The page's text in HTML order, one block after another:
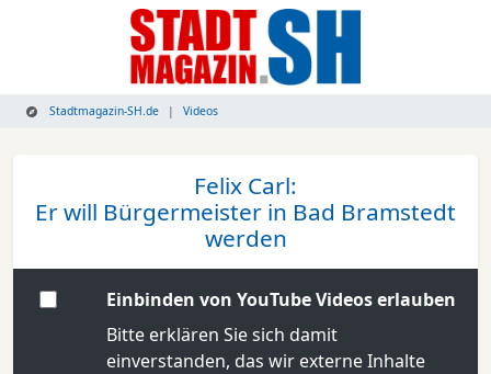
Stadtmagazin-SH.de Videos
Felix Carl:
Er will Bürgermeister in Bad Bramstedt
werden
Einbinden von YouTube Videos erlauben
Bitte erklären Sie sich damit
einverstanden, das wir externe Inhalte